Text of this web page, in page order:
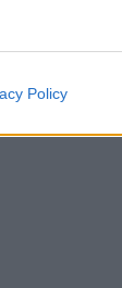
Policy